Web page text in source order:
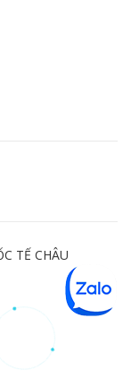
TẾ CHÂU